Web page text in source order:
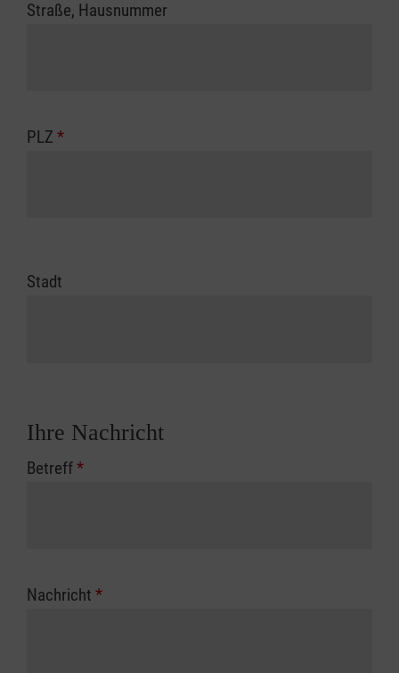
Straße, Hausnummer
PLZ *
Stadt
Ihre Nachricht
Betreff*
Nachricht *